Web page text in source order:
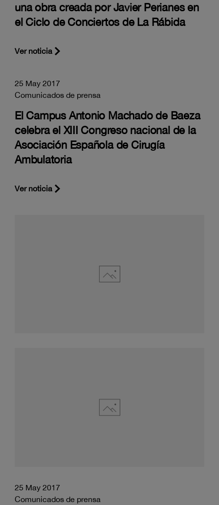
una obra creada por Javier Perianes en
el Ciclo de Conciertos de La Rábida
Ver noticia
25 May 2017
Comunicados de prensa
El Campus Antonio Machado de Baeza
celebra el XIII Congreso nacional de la
Asociación Española de Cirugía
Ambulatoria
Ver noticia
25 May 2017
Comunicados de prensa